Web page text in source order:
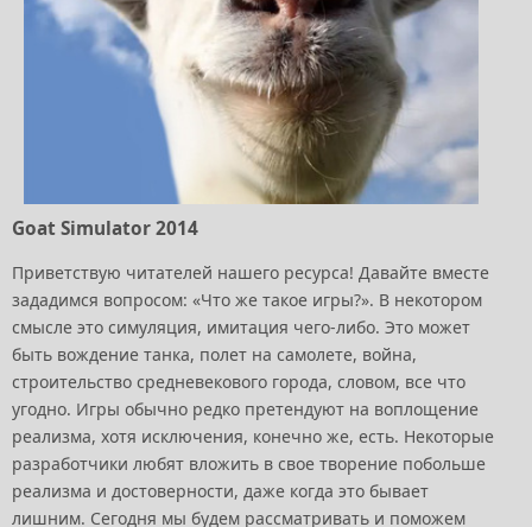
Goat Simulator 2014
Приветствую читателей нашего ресурса! Давайте вместе
зададимся вопросом: «Что же такое игры?». В некотором
смысле это симуляция, имитация чего-либо. Это может
быть вождение танка, полет на самолете, война,
строительство средневекового города, словом, все что
угодно. Игры обычно редко претендуют на воплощение
реализма, хотя исключения, конечно же, есть. Некоторые
разработчики любят вложить в свое творение побольше
реализма и достоверности, даже когда это бывает
лишним. Сегодня мы будем рассматривать и поможем